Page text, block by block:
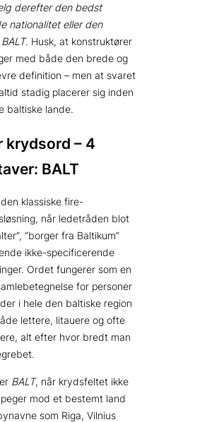
derefter den bedst
nationalitet eller den
. Husk, at konstruktører
med både den brede og
definition – men at svaret
stadig placerer sig inden
baltiske lande.
krydsord – 4
BALT
klassiske fire-
når ledetråden blot
“borger fra Baltikum”
ikke-specificerende
Ordet fungerer som en
for personer
i hele den baltiske region
lettere, litauere og ofte
alt efter hvor bredt man
BALT, når krydsfeltet ikke
mod et bestemt land
som Riga, Vilnius